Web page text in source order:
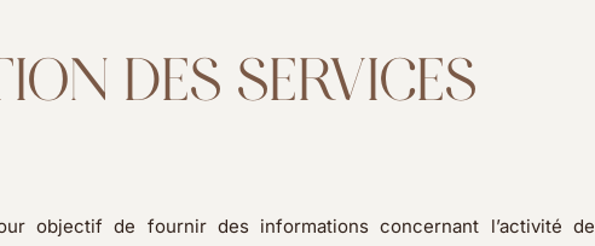
DES SERVICES
objectif de fournir des informations concernant l’activité de